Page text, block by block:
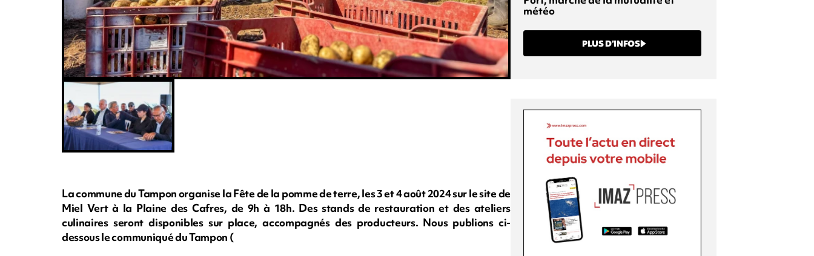
La commune du Tampon organise la Fête de la pomme de terre, les 3 et 4 août 2024 sur le site de
Miel Vert à la Plaine des Cafres, de 9h à 18h. Des stands de restauration et des ateliers
culinaires seront disponibles sur place, accompagnés des producteurs. Nous publions ci-
dessous le communiqué du Tampon (
météo
PLUS D’INFOS